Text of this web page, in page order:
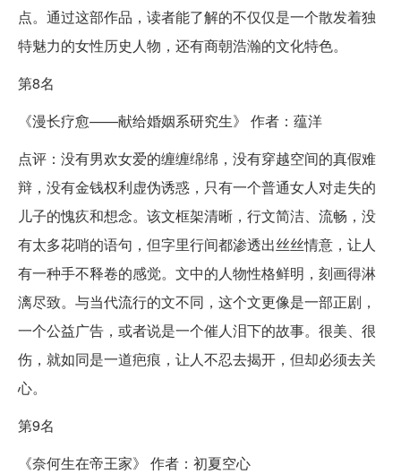
点。通过这部作品，读者能了解的不仅仅是一个散发着独
特魅力的女性历史人物，还有商朝浩瀚的文化特色。
第8名
《漫长疗愈——献给婚姻系研究生》 作者：蕴洋
点评：没有男欢女爱的缠缠绵绵，没有穿越空间的真假难
辩，没有金钱权利虚伪诱惑，只有一个普通女人对走失的
儿子的愧疚和想念。该文框架清晰，行文简洁、流畅，没
有太多花哨的语句，但字里行间都渗透出丝丝情意，让人
有一种手不释卷的感觉。文中的人物性格鲜明，刻画得淋
漓尽致。与当代流行的文不同，这个文更像是一部正剧，
一个公益广告，或者说是一个催人泪下的故事。很美、很
伤，就如同是一道疤痕，让人不忍去揭开，但却必须去关
心。
第9名
《奈何生在帝王家》 作者：初夏空心